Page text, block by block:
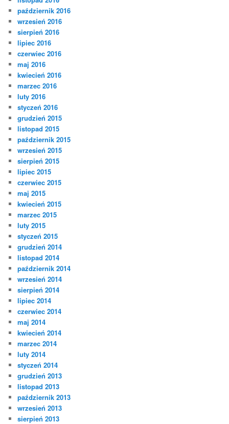
październik 2016
wrzesień 2016
sierpień 2016
lipiec 2016
czerwiec 2016
maj 2016
kwiecień 2016
marzec 2016
luty 2016
styczeń 2016
grudzień 2015
listopad 2015
październik 2015
wrzesień 2015
sierpień 2015
lipiec 2015
czerwiec 2015
maj 2015
kwiecień 2015
marzec 2015
luty 2015
styczeń 2015
grudzień 2014
listopad 2014
październik 2014
wrzesień 2014
sierpień 2014
lipiec 2014
czerwiec 2014
maj 2014
kwiecień 2014
marzec 2014
luty 2014
styczeń 2014
grudzień 2013
listopad 2013
październik 2013
wrzesień 2013
sierpień 2013